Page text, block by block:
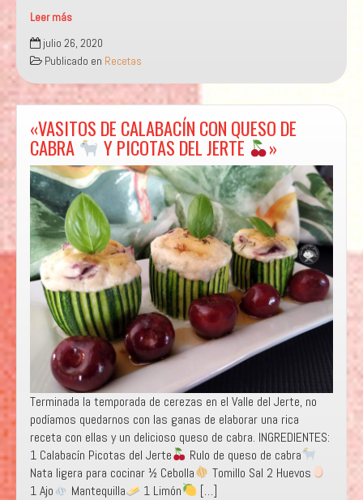
Leer más
“SALTEADO
Y
MOUSSE”
julio 26, 2020
Publicado en Recetas
«VASITOS DE CALABACÍN CON QUESO DE
CABRA Y PICOTAS DEL JERTE »
Terminada la temporada de cerezas en el Valle del Jerte, no
podíamos quedarnos con las ganas de elaborar una rica
receta con ellas y un delicioso queso de cabra. INGREDIENTES:
1 Calabacín Picotas del Jerte
Rulo de queso de cabra
Nata ligera para cocinar ½ Cebolla
Tomillo Sal 2 Huevos
1 Ajo
Mantequilla 1 Limón […]